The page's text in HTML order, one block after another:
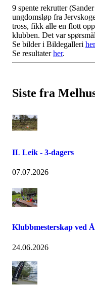
9 spente rekrutter
ungdomsløp fra
tross, fikk alle en flott
klubben. Det var
Se bilder i Bildegalleri her
Se resultaterher.
Siste fra
IL Leik - 3-dagers
07.07.2026
Klubbmesterskap ved
24.06.2026